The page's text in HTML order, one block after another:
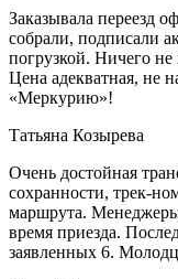
Заказывала переезд
собрали, подписали
погрузкой. Ничего не
Цена адекватная, не
«Меркурию»!
Татьяна Козырева
Очень достойная
сохранности, трек-
маршрута.
время приезда.
заявленных 6.